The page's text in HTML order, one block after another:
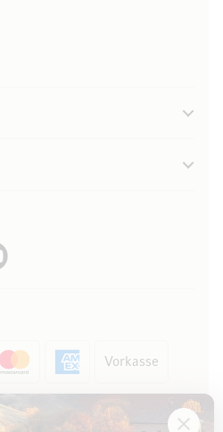
YouTube channel
Vorkasse